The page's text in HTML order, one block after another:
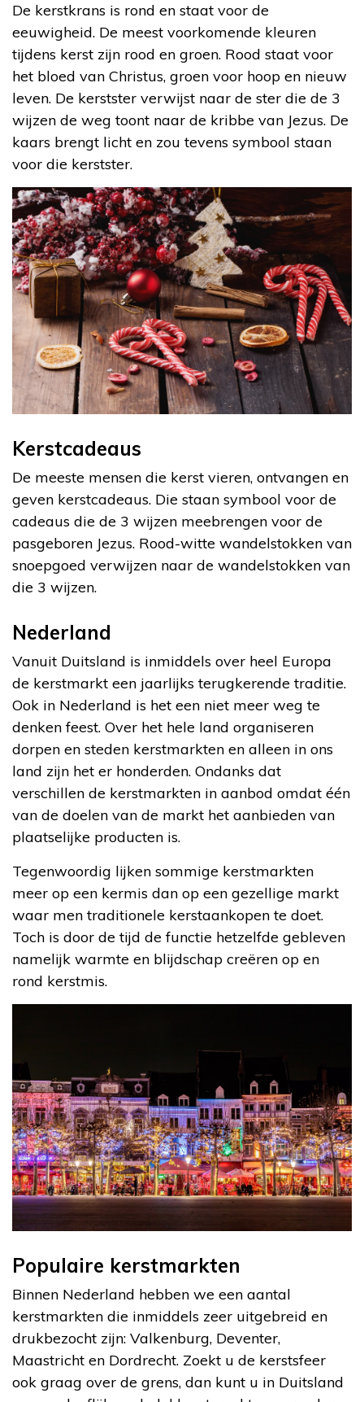
De kerstkrans is rond en staat voor de
eeuwigheid. De meest voorkomende kleuren
tijdens kerst zijn rood en groen. Rood staat voor
het bloed van Christus, groen voor hoop en nieuw
leven. De kerstster verwijst naar de ster die de 3
wijzen de weg toont naar de kribbe van Jezus. De
kaars brengt licht en zou tevens symbool staan
voor die kerstster.
Kerstcadeaus
De meeste mensen die kerst vieren, ontvangen en
geven kerstcadeaus. Die staan symbool voor de
cadeaus die de 3 wijzen meebrengen voor de
pasgeboren Jezus. Rood-witte wandelstokken van
snoepgoed verwijzen naar de wandelstokken van
die 3 wijzen.
Nederland
Vanuit Duitsland is inmiddels over heel Europa
de kerstmarkt een jaarlijks terugkerende traditie.
Ook in Nederland is het een niet meer weg te
denken feest. Over het hele land organiseren
dorpen en steden kerstmarkten en alleen in ons
land zijn het er honderden. Ondanks dat
verschillen de kerstmarkten in aanbod omdat één
van de doelen van de markt het aanbieden van
plaatselijke producten is.
Tegenwoordig lijken sommige kerstmarkten
meer op een kermis dan op een gezellige markt
waar men traditionele kerstaankopen te doet.
Toch is door de tijd de functie hetzelfde gebleven
namelijk warmte en blijdschap creëren op en
rond kerstmis.
Populaire kerstmarkten
Binnen Nederland hebben we een aantal
kerstmarkten die inmiddels zeer uitgebreid en
drukbezocht zijn: Valkenburg, Deventer,
Maastricht en Dordrecht. Zoekt u de kerstsfeer
ook graag over de grens, dan kunt u in Duitsland